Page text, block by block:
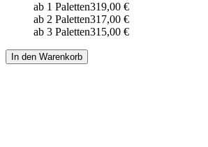
ab 1 Paletten319,00 €
ab 2 Paletten317,00 €
ab 3 Paletten315,00 €
In den Warenkorb